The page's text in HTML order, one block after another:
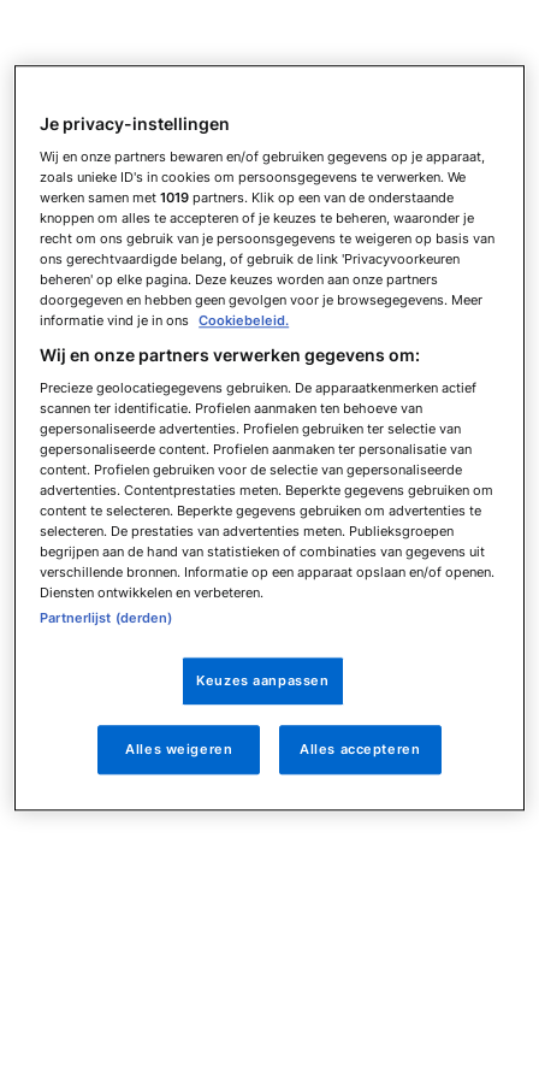
Je privacy-instellingen
Wij en onze partners bewaren en/of gebruiken gegevens op je apparaat,
zoals unieke ID's in cookies om persoonsgegevens te verwerken. We
werken samen met1019 partners. Klik op een van de onderstaande
knoppen om alles te accepteren of je keuzes te beheren, waaronder je
recht om ons gebruik van je persoonsgegevens te weigeren op basis van
ons gerechtvaardigde belang, of gebruik de link 'Privacyvoorkeuren
beheren' op elke pagina. Deze keuzes worden aan onze partners
doorgegeven en hebben geen gevolgen voor je browsegegevens. Meer
informatie vind je in ons Cookiebeleid.
Wij en onze partners verwerken gegevens om:
Precieze geolocatiegegevens gebruiken. De apparaatkenmerken actief
scannen ter identificatie. Profielen aanmaken ten behoeve van
gepersonaliseerde advertenties. Profielen gebruiken ter selectie van
gepersonaliseerde content. Profielen aanmaken ter personalisatie van
content. Profielen gebruiken voor de selectie van gepersonaliseerde
advertenties. Contentprestaties meten. Beperkte gegevens gebruiken om
content te selecteren. Beperkte gegevens gebruiken om advertenties te
selecteren. De prestaties van advertenties meten. Publieksgroepen
begrijpen aan de hand van statistieken of combinaties van gegevens uit
verschillende bronnen. Informatie op een apparaat opslaan en/of openen.
Diensten ontwikkelen en verbeteren.
Partnerlijst (derden)
Keuzes aanpassen
Alles weigeren Alles accepteren